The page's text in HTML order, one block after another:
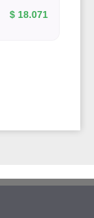
$ 18.071